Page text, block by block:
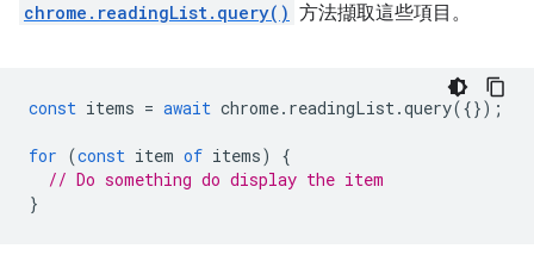
chrome.readingList.query() 方法擷取這些項目。
const items = await chrome. readingList .query({});
for (const item of items)
{
// Do something do display the item
}